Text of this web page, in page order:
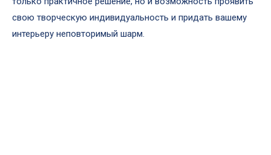
свою творческую индивидуальность и придать вашему
интерьеру неповторимый шарм.